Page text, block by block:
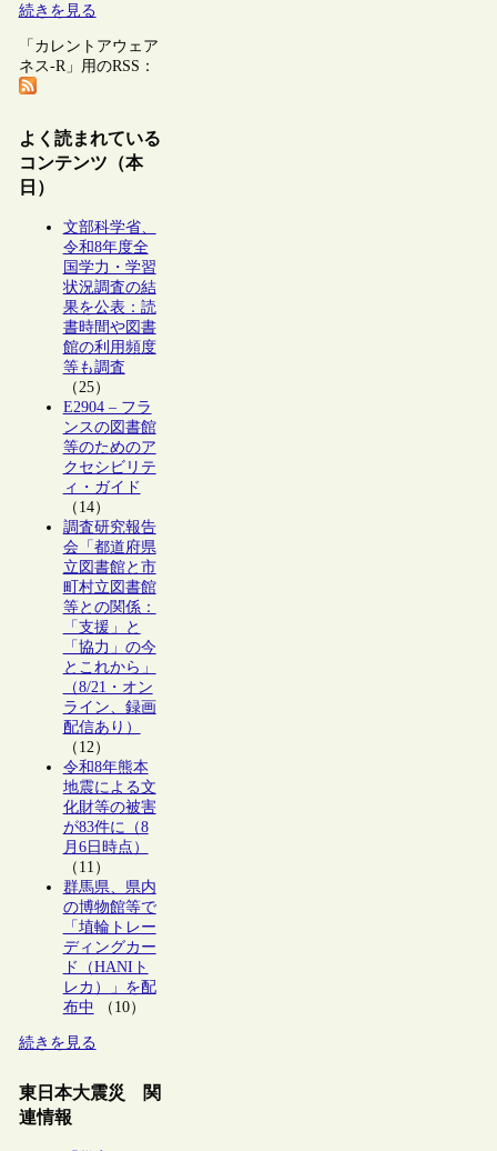
続きを見る
「カレントアウェア
ネス-R」用のRSS：
よく読まれている
コンテンツ（本
日）
文部科学省、
令和8年度全
国学力・学習
状況調査の結
果を公表：読
書時間や図書
館の利用頻度
等も調査
（25）
E2904 – フラ
ンスの図書館
等のためのア
クセシビリテ
ィ・ガイド
（14）
調査研究報告
会「都道府県
立図書館と市
町村立図書館
等との関係：
「支援」と
「協力」の今
とこれから」
（8/21・オン
ライン、録画
配信あり）
（12）
令和8年熊本
地震による文
化財等の被害
が83件に（8
月6日時点）
（11）
群馬県、県内
の博物館等で
「埴輪トレー
ディングカー
ド（HANIト
レカ）」を配
布中 （10）
続きを見る
東日本大震災 関
連情報